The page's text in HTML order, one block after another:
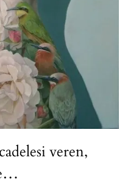
veren,